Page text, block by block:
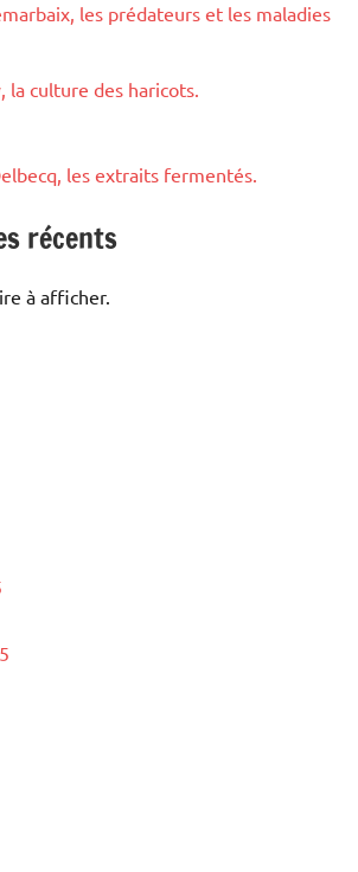
les prédateurs et les maladies
la culture des haricots.
les extraits fermentés.
récents
à afficher.